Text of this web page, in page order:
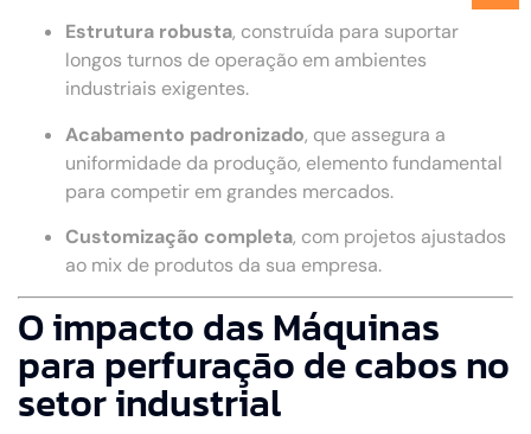
Estrutura robusta, construída para suportar
longos turnos de operação em ambientes
industriais exigentes.
Acabamento padronizado, que assegura a
uniformidade da produção, elemento fundamental
para competir em grandes mercados.
Customização completa, com projetos ajustados
ao mix de produtos da sua empresa.
O impacto das Máquinas
para perfuração de cabos no
setor industrial